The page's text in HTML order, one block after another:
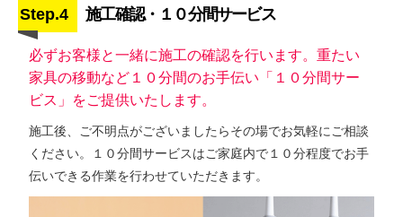
Step.4 施工確認・１０分間サービス
必ずお客様と一緒に施工の確認を行います。重たい
家具の移動など１０分間のお手伝い「１０分間サー
ビス」をご提供いたします。
施工後、ご不明点がございましたらその場でお気軽にご相談
ください。１０分間サービスはご家庭内で１０分程度でお手
伝いできる作業を行わせていただきます。